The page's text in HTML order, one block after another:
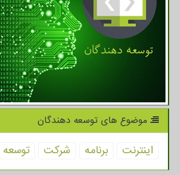
موضوع های توسعه دهندگان
اینترنت برنامه شركت توسعه